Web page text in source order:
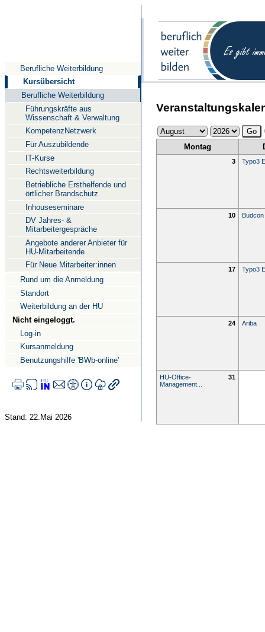
Berufliche Weiterbildung
Kursübersicht
Berufliche Weiterbildung
Führungskräfte aus
Wissenschaft & Verwaltung
KompetenzNetzwerk
Für Auszubildende
IT-Kurse
Rechtsweiterbildung
Betriebliche Ersthelfende und
örtlicher Brandschutz
Inhouseseminare
DV Jahres- &
Mitarbeitergespräche
Angebote anderer Anbieter für
HU-Mitarbeitende
Für Neue Mitarbeiter:innen
Rund um die Anmeldung
Standort
Weiterbildung an der HU
Nicht eingeloggt.
Log-in
Kursanmeldung
Benutzungshilfe 'BWb-online'
Stand: 22.Mai 2026
Montag
3 Typo3
10 Budcon
17 Typo3
24 Ariba
31
HU-Office-
Management...